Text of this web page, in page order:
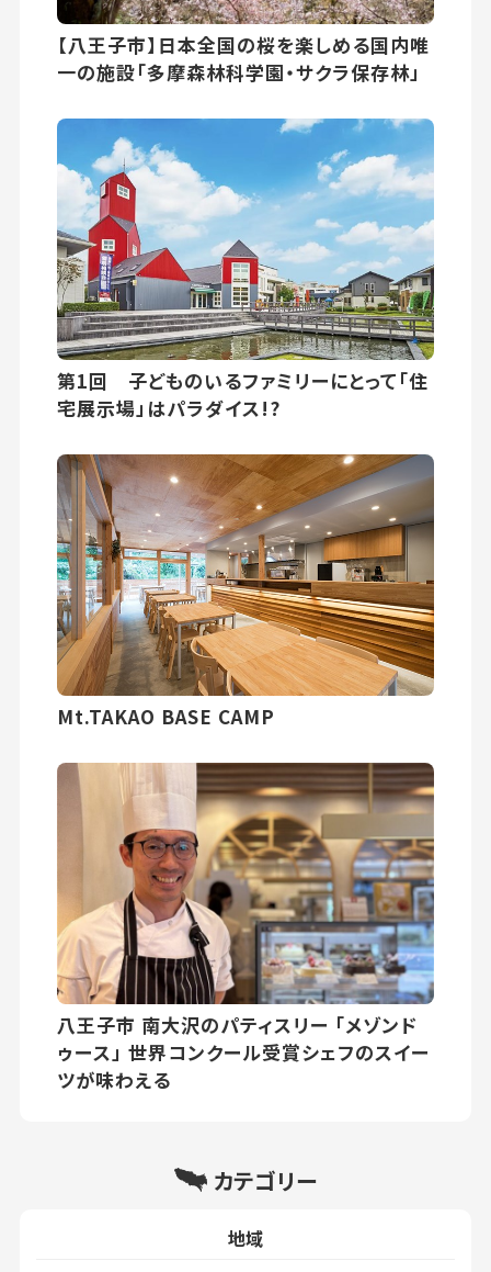
【八王子市】日本全国の桜を楽しめる国内唯
一の施設「多摩森林科学園・サクラ保存林」
第1回 子どものいるファミリーにとって「住
宅展示場」はパラダイス!?
Mt.TAKAO BASE CAMP
八王子市 南大沢のパティスリー 「メゾンド
ゥース」 世界コンクール受賞シェフのスイー
ツが味わえる
カテゴリー
地域